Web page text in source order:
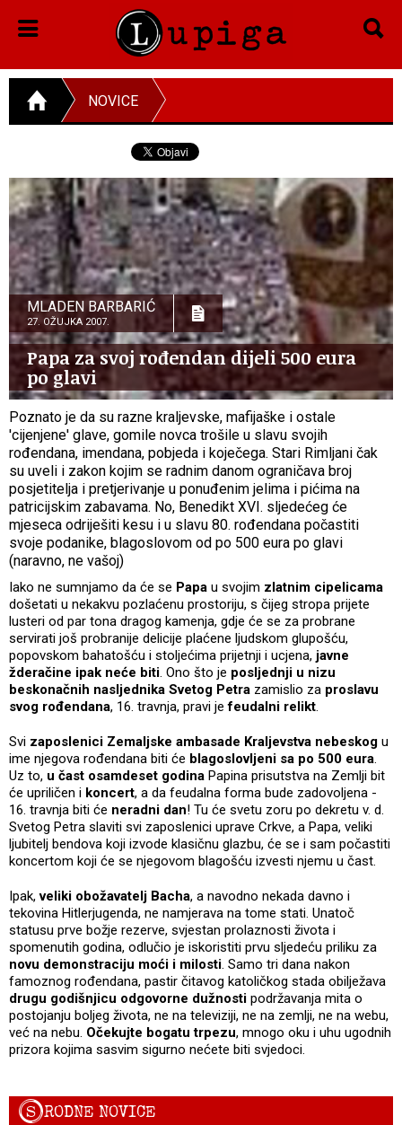
NOVICE
MLADEN BARBARIĆ
27. OŽUJKA 2007.
Papa za svoj rođendan dijeli 500 eura
po glavi
Poznato je da su razne kraljevske, mafijaške i ostale
'cijenjene' glave, gomile novca trošile u slavu svojih
rođendana, imendana, pobjeda i koječega. Stari Rimljani čak
su uveli i zakon kojim se radnim danom ograničava broj
posjetitelja i pretjerivanje u ponuđenim jelima i pićima na
patricijskim zabavama. No, Benedikt XVI. sljedećeg će
mjeseca odriješiti kesu i u slavu 80. rođendana počastiti
svoje podanike, blagoslovom od po 500 eura po glavi
(naravno, ne vašoj)
Iako ne sumnjamo da će se Papa u svojim zlatnim cipelicama
došetati u nekakvu pozlaćenu prostoriju, s čijeg stropa prijete
lusteri od par tona dragog kamenja, gdje će se za probrane
servirati još probranije delicije plaćene ljudskom glupošću,
popovskom bahatošću i stoljećima prijetnji i ucjena, javne
žderačine ipak neće biti. Ono što je posljednji u nizu
beskonačnih nasljednika Svetog Petra zamislio za proslavu
svog rođendana, 16. travnja, pravi jefeudalni relikt.
Svi zaposlenici Zemaljske ambasade Kraljevstva nebeskog u
ime njegova rođendana biti će blagoslovljeni sa po 500 eura.
Uz to, u čast osamdeset godina Papina prisutstva na Zemlji bit
će upriličen i koncert, a da feudalna forma bude zadovoljena -
16. travnja biti će neradni dan! Tu će svetu zoru po dekretu v. d.
Svetog Petra slaviti svi zaposlenici uprave Crkve, a Papa, veliki
ljubitelj bendova koji izvode klasičnu glazbu, će se i sam počastiti
koncertom koji će se njegovom blagošću izvesti njemu u čast.
Ipak,veliki obožavatelj Bacha, a navodno nekada davno i
tekovina Hitlerjugenda, ne namjerava na tome stati. Unatoč
statusu prve božje rezerve, svjestan prolaznosti života i
spomenutih godina, odlučio je iskoristiti prvu sljedeću priliku za
novu demonstraciju moći i milosti. Samo tri dana nakon
famoznog rođendana, pastir čitavog katoličkog stada obilježava
drugu godišnjicu odgovorne dužnosti podržavanja mita o
postojanju boljeg života, ne na televiziji, ne na zemlji, ne na webu,
već na nebu. Očekujte bogatu trpezu, mnogo oku i uhu ugodnih
prizora kojima sasvim sigurno nećete biti svjedoci.
SRODNE NOVICE